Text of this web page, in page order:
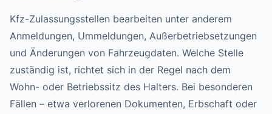
Kfz-Zulassungsstellen bearbeiten unter anderem
Anmeldungen, Ummeldungen, Außerbetriebsetzungen
und Änderungen von Fahrzeugdaten. Welche Stelle
zuständig ist, richtet sich in der Regel nach dem
Wohn- oder Betriebssitz des Halters. Bei besonderen
Fällen – etwa verlorenen Dokumenten, Erbschaft oder